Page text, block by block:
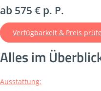
ab 575 € p. P.
Verfügbarkeit & Preis
Alles im
Ausstattung: